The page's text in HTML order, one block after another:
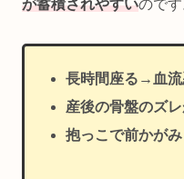
が蓄積されやすいのです
長時間座る→血
産後の骨盤のズ
抱っこで前かが